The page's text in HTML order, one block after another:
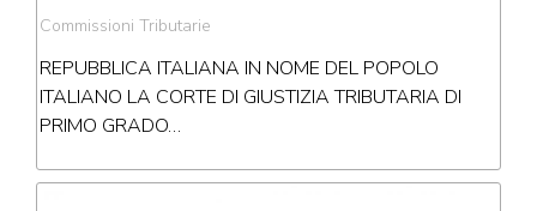
Commissioni Tributarie
REPUBBLICA ITALIANA IN NOME DEL POPOLO
ITALIANO LA CORTE DI GIUSTIZIA TRIBUTARIA DI
PRIMO GRADO…